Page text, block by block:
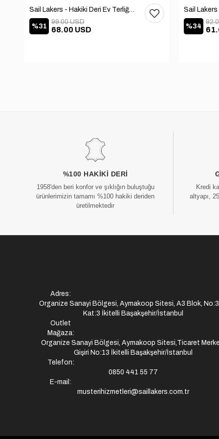
Sail Lakers - Hakiki Deri Ev Terliği 110-547-X
%31 68.00 USD
99.00 USD
%34
%100 HAKIKI DERI
1958'den beri konfor ve şıklığın buluştuğu
ürünlerimizin tamamı %100 hakiki deriden
üretilmektedir
Kredi
altyapı,
Adres:
Organize Sanayi Bölgesi, Aymakoop Sitesi, A3 Blok,
Kat:3 İkitelli Başakşehir/İstanbul
Outlet
Mağaza:
Organize Sanayi Bölgesi, Aymakoop Sitesi,Ticaret
Gişiri No:13 İkitelli Başakşehir/İstanbul
Telefon:
0850 441 55 77
E-mail:
musterihizmetleri@saillakers.com.tr